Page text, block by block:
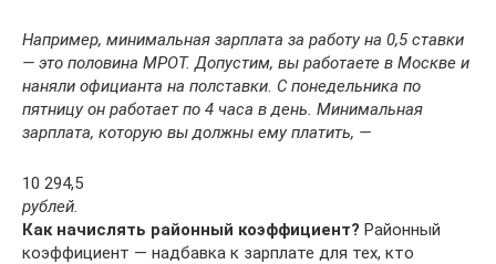
Например, минимальная зарплата за работу на 0,5 ставки
— это половина МРОТ. Допустим, вы работаете в Москве и
наняли официанта на полставки. С понедельника по
пятницу он работает по 4 часа в день. Минимальная
зарплата, которую вы должны ему платить, —
10 294,5
рублей.
Как начислять районный коэффициент? Районный
коэффициент — надбавка к зарплате для тех, кто